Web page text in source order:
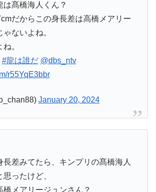
は髙橋海人くん？
だからこの身長差は高橋メアリー
ないよね。
。
#龍は誰だ @dbs_ntv
r55YqE3bbr
January 20, 2024
長差みてたら、キンプリの髙橋海人
思ったけど、
橋メアリージュンさん？